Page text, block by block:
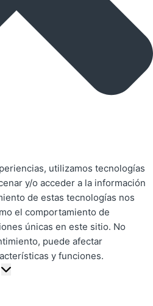
utilizamos tecnologías
y/o acceder a la información
de estas tecnologías nos
el comportamiento de
únicas en este sitio. No
puede afectar
y funciones.